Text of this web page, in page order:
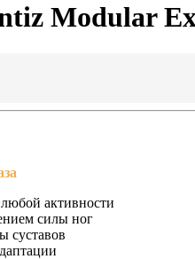
Modular
активности
силы ног
суставов